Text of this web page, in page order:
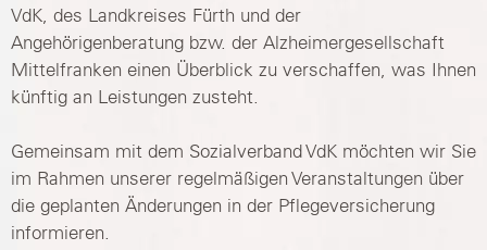
VdK, des Landkreises Fürth und der
Angehörigenberatung bzw. der Alzheimergesellschaft
Mittelfranken einen Überblick zu verschaffen, was Ihnen
künftig an Leistungen zusteht.
Gemeinsam mit dem Sozialverband VdK möchten wir Sie
im Rahmen unserer regelmäßigen Veranstaltungen über
die geplanten Änderungen in der Pflegeversicherung
informieren.